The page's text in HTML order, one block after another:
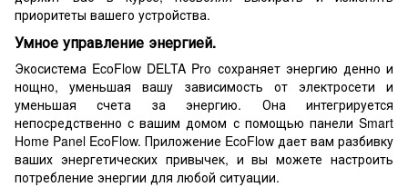
приоритеты вашего устройства.
Умное управление энергией.
Экосистема EcoFlow DELTA Pro сохраняет энергию денно и
нощно, уменьшая вашу зависимость от электросети и
уменьшая счета за энергию. Она интегрируется
непосредственно с вашим домом с помощью панели Smart
Home Panel EcoFlow. Приложение EcoFlow дает вам разбивку
ваших энергетических привычек, и вы можете настроить
потребление энергии для любой ситуации.